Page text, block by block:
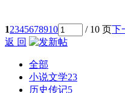
12345678910 / 10 页下
返 回
全部
小说文学23
历史传记5